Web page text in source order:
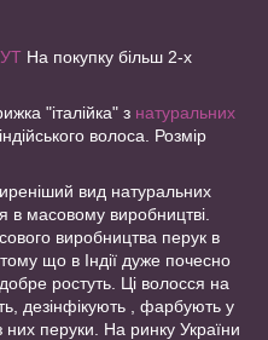
На покупку більш 2-х
"італійка" з натуральних
волоса. Розмір
вид натуральних
в масовому виробництві.
виробництва перук в
що в Індії дуже почесно
ростуть. Ці волосся на
дезінфікують , фарбують у
них перуки. На ринку України